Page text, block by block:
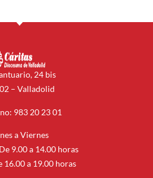
24 bis
– Valladolid
983 20 23 01
a Viernes
9.00 a 14.00 horas
16.00 a 19.00 horas